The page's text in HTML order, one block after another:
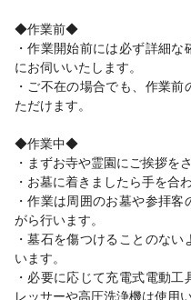
◆作業前◆
・作業開始前には必ず詳細
にお伺いいたします。
・ご不在の場合でも、作業
ただけます。
◆作業中◆
・まずお寺や霊園にご挨拶を
・お墓に着きましたら手を合
・作業は周囲のお墓や参拝
がら行います。
・墓石を傷つけることのな
います。
・必要に応じて充電式電動
レッサーや高圧洗浄機は使用